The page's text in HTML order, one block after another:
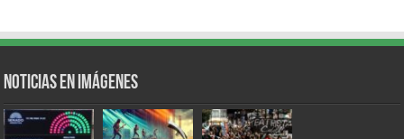
Noticias en Imágenes